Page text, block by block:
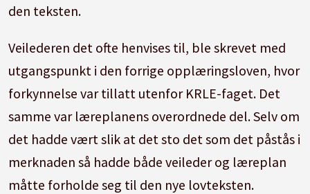
den teksten.
Veilederen det ofte henvises til, ble skrevet med
utgangspunkt i den forrige opplæringsloven, hvor
forkynnelse var tillatt utenfor KRLE-faget. Det
samme var læreplanens overordnede del. Selv om
det hadde vært slik at det sto det som det påstås i
merknaden så hadde både veileder og læreplan
måtte forholde seg til den nye lovteksten.